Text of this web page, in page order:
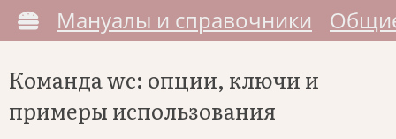
Мануалы и справочники
Команда wc: опции, ключи и
примеры использования